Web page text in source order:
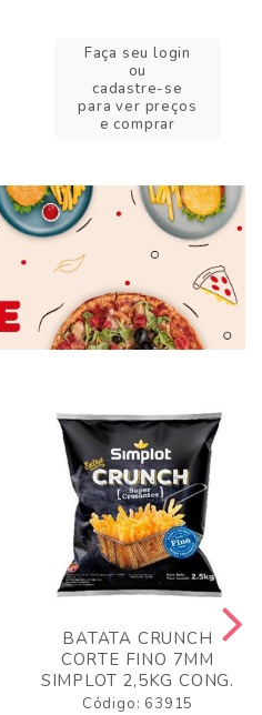
Faça seu login
ou
cadastre-se
para ver preços
e comprar
BATATA CRUNCH
CORTE FINO 7MM
SIMPLOT 2,5KG CONG.
Código: 63915